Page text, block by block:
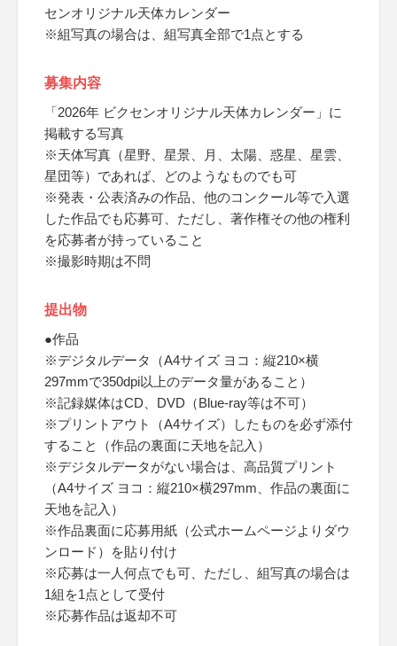
センオリジナル天体カレンダー
※組写真の場合は、組写真全部で1点とする
募集内容
「2026年 ビクセンオリジナル天体カレンダー」に
掲載する写真
※天体写真（星野、星景、月、太陽、惑星、星雲、
星団等）であれば、どのようなものでも可
※発表・公表済みの作品、他のコンクール等で入選
した作品でも応募可、ただし、著作権その他の権利
を応募者が持っていること
※撮影時期は不問
提出物
●作品
※デジタルデータ（A4サイズ ヨコ：縦210×横
297mmで350dpi以上のデータ量があること）
※記録媒体はCD、DVD（Blue-ray等は不可）
※プリントアウト（A4サイズ）したものを必ず添付
すること（作品の裏面に天地を記入）
※デジタルデータがない場合は、高品質プリント
（A4サイズ ヨコ：縦210×横297mm、作品の裏面に
天地を記入）
※作品裏面に応募用紙（公式ホームページよりダウ
ンロード）を貼り付け
※応募は一人何点でも可、ただし、組写真の場合は
1組を1点として受付
※応募作品は返却不可